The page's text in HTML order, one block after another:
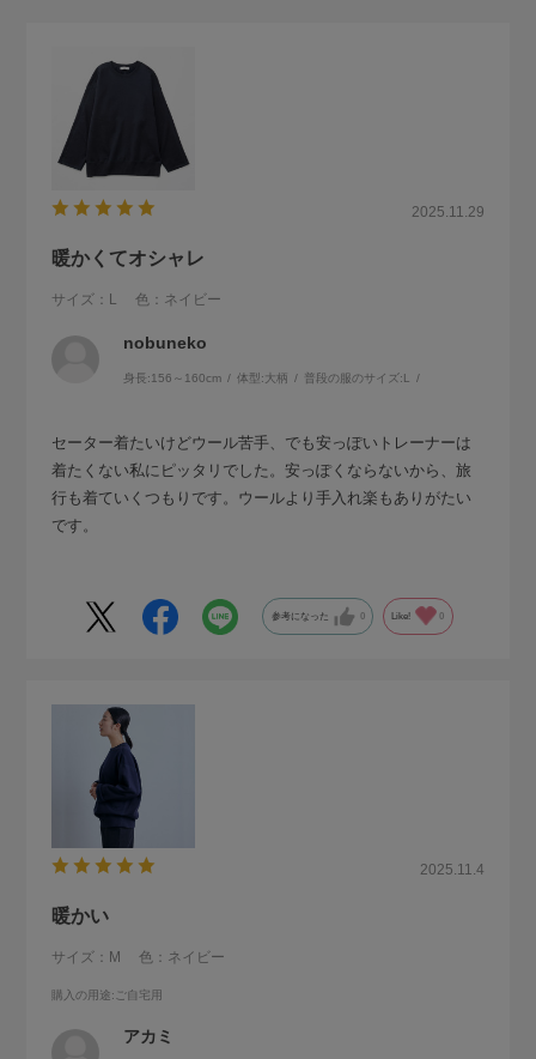
2025.11.29
暖かくてオシャレ
サイズ：L 色：ネイビー
nobuneko
身長:156～160cm 体型:大柄 普段の服のサイズ:L
セーター着たいけどウール苦手、でも安っぽいトレーナーは
着たくない私にピッタリでした。安っぽくならないから、旅
行も着ていくつもりです。ウールより手入れ楽もありがたい
です。
参考になった 0 Like! 0
2025.11.4
暖かい
サイズ：M 色：ネイビー
購入の用途:ご自宅用
アカミ